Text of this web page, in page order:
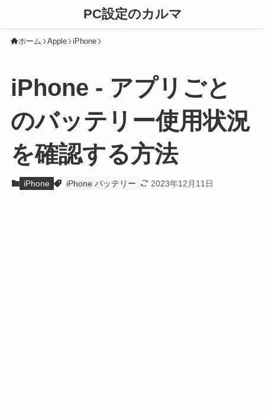
PC設定のカルマ
ホーム Apple iPhone
iPhone - アプリごと
のバッテリー使用状況
を確認する方法
iPhone iPhone バッテリー 2023年12月11日